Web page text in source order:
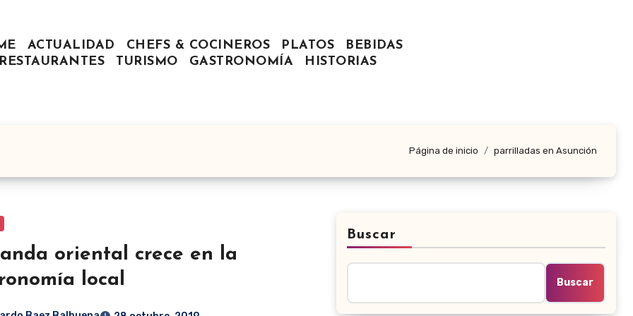
ACTUALIDAD CHEFS & COCINEROS PLATOS
BEBIDAS
RESTAURANTES
TURISMO GASTRONOMÍA HISTORIAS
Página de inicio parrilladas en Asunción
oriental crece en la
local
Buscar
Buscar